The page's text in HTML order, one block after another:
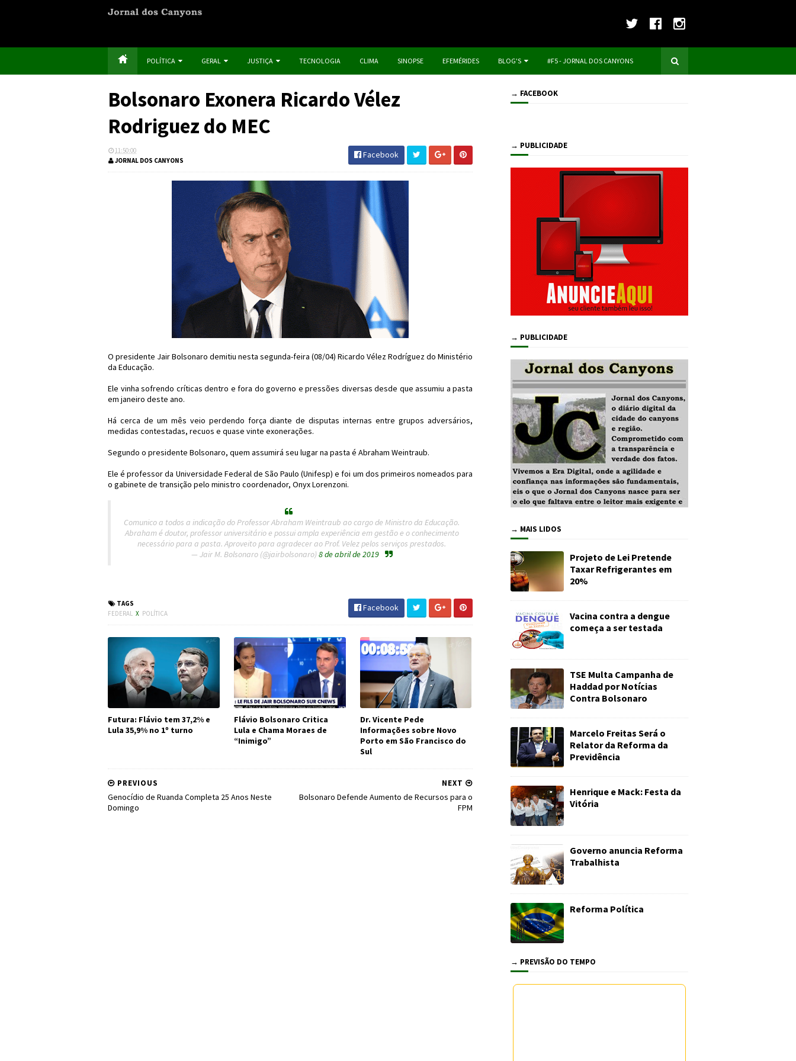
POLÍTICA GERAL JUSTIÇA TECNOLOGIA CLIMA SINOPSE EFEMÉRIDES BLOG'S #F5 - JORNAL DOS CANYONS
Bolsonaro Exonera Ricardo Vélez
Rodriguez do MEC
11:50:00
JORNAL DOS CANYONS
Facebook
O presidente Jair Bolsonaro demitiu nesta segunda-feira (08/04) Ricardo Vélez Rodríguez do Ministério
da Educação.
Ele vinha sofrendo críticas dentro e fora do governo e pressões diversas desde que assumiu a pasta
em janeiro deste ano.
Há cerca de um mês veio perdendo força diante de disputas internas entre grupos adversários,
medidas contestadas, recuos e quase vinte exonerações.
Segundo o presidente Bolsonaro, quem assumirá seu lugar na pasta é Abraham Weintraub.
Ele é professor da Universidade Federal de São Paulo (Unifesp) e foi um dos primeiros nomeados para
o gabinete de transição pelo ministro coordenador, Onyx Lorenzoni.
Comunico a todos a indicação do Professor Abraham Weintraub ao cargo de Ministro da Educação.
Abraham é doutor, professor universitário e possui ampla experiência em gestão e o conhecimento
necessário para a pasta. Aproveito para agradecer ao Prof. Velez pelos serviços prestados.
— Jair M. Bolsonaro (@jairbolsonaro) 8 de abril de 2019
TAGS
FEDERAL X POLÍTICA
Facebook
Futura: Flávio tem 37,2% e
Lula 35,9% no 1º turno
Flávio Bolsonaro Critica
Lula e Chama Moraes de
“Inimigo”
Dr. Vicente Pede
Informações sobre Novo
Porto em São Francisco do
Sul
NEXT
Bolsonaro Defende Aumento de Recursos para o
FPM
PREVIOUS
Genocídio de Ruanda Completa 25 Anos Neste
Domingo
→ FACEBOOK
→ PUBLICIDADE
→ PUBLICIDADE
→ MAIS LIDOS
Projeto de Lei Pretende
Taxar Refrigerantes em
20%
Vacina contra a dengue
começa a ser testada
TSE Multa Campanha de
Haddad por Notícias
Contra Bolsonaro
Marcelo Freitas Será o
Relator da Reforma da
Previdência
Henrique e Mack: Festa da
Vitória
Governo anuncia Reforma
Trabalhista
Reforma Política
→ PREVISÃO DO TEMPO